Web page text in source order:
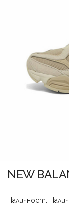
NEW
Наличност: